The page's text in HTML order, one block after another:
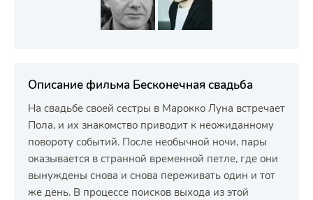
Описание фильма Бесконечная свадьба
На свадьбе своей сестры в Марокко Луна встречает
Полa, и их знакомство приводит к неожиданному
повороту событий. После необычной ночи, пары
оказывается в странной временной петле, где они
вынуждены снова и снова переживать один и тот
же день. В процессе поисков выхода из этой